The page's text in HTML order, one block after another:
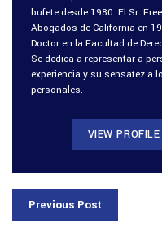
bufete desde 1980. El Sr.
Abogados de California en
Doctor en la Facultad de
Se dedica a representar a
experiencia y su sensatez a
personales.
VIEW PROFILE
Previous Post